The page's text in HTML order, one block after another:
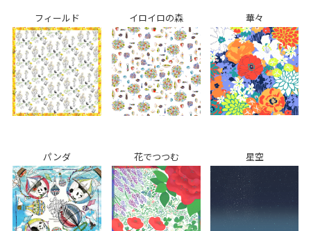
フィールド イロイロの森 華々
パンダ 花でつつむ 星空